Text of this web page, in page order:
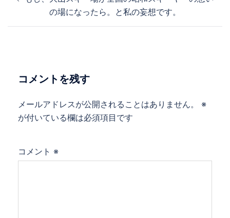
稿
シ
ン
の場になったら。と私の妄想です。
コメントを残す
メールアドレスが公開されることはありません。
※
が付いている欄は必須項目です
コメント ※